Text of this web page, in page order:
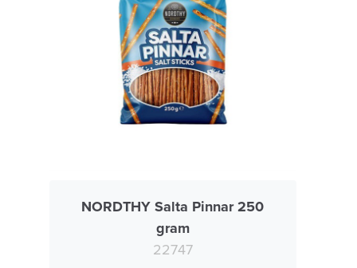
NORDTHY Salta Pinnar 250
gram
22747